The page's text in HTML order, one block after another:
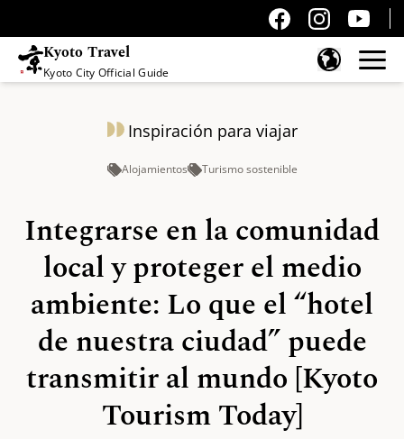
Kyoto Travel
Kyoto City Official Guide
Inspiración para viajar
Alojamientos Turismo sostenible
Integrarse en la comunidad
local y proteger el medio
ambiente: Lo que el “hotel
de nuestra ciudad” puede
transmitir al mundo [Kyoto
Tourism Today]